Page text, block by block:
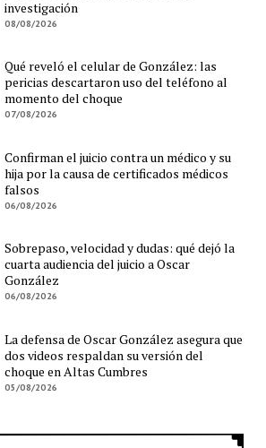
investigación
08/08/2026
Qué reveló el celular de González: las
pericias descartaron uso del teléfono al
momento del choque
07/08/2026
Confirman el juicio contra un médico y su
hija por la causa de certificados médicos
falsos
06/08/2026
Sobrepaso, velocidad y dudas: qué dejó la
cuarta audiencia del juicio a Oscar
González
06/08/2026
La defensa de Oscar González asegura que
dos videos respaldan su versión del
choque en Altas Cumbres
05/08/2026